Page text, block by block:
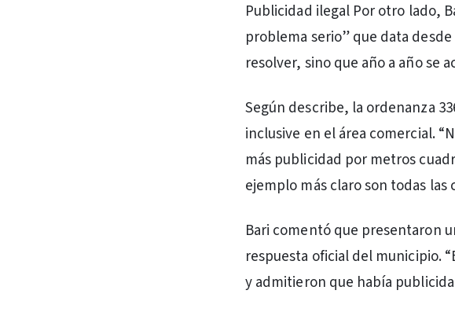
Publicidad ilegal Por otro lado,
problema serio” que data
resolver, sino que año a año se
Según describe, la ordenanza
inclusive en el área comercial.
más publicidad por metros
ejemplo más claro son todas
Bari comentó que presentaron
respuesta oficial del municipio.
y admitieron que había